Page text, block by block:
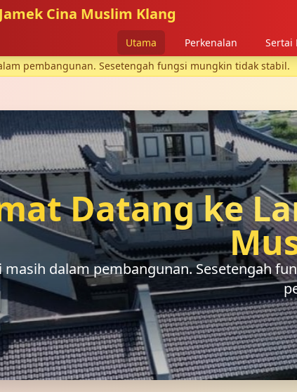
Cina Muslim Klang
Utama Perkenalan Sertai
pembangunan. Sesetengah fungsi mungkin tidak stabil.
Datang ke
masih dalam pembangunan. Sesetengah